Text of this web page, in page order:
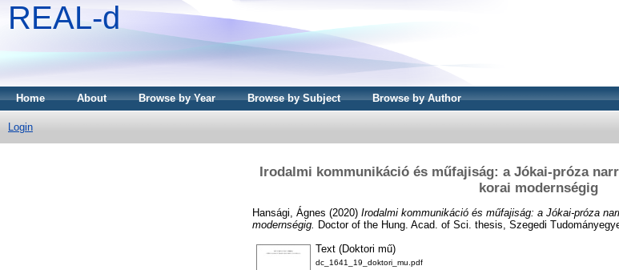
REAL-d
Home About Browse by Year Browse by Subject Browse by Author
Login
Irodalmi kommunikáció és műfajiság: a Jókai-próza
korai modernségig
Hansági, Ágnes (2020) Irodalmi kommunikáció és műfajiság: a Jókai-próza
modernségig. Doctor of the Hung. Acad. of Sci. thesis, Szegedi
Text (Doktori mű)
dc_1641_19_doktori_mu.pdf